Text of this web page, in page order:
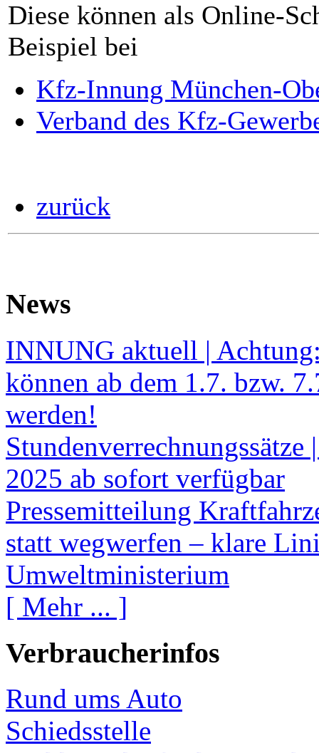
Diese können als Online-
Beispiel bei
Kfz-Innung München-
Verband des Kfz-
zurück
News
INNUNG aktuell |
können ab dem 1.7. bzw.
werden!
2025 ab sofort verfügbar
Pressemitteilung
statt wegwerfen – klare
Umweltministerium
[ Mehr ... ]
Verbraucherinfos
Rund ums Auto
Schiedsstelle